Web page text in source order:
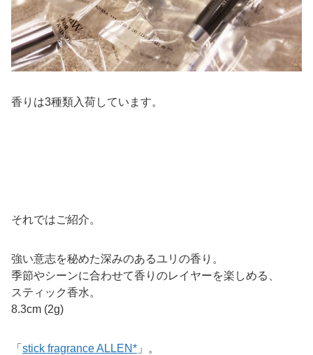
香りは3種類入荷しています。
それではご紹介。
強い意志を秘めた深みのあるユリの香り。
季節やシーンに合わせて香りのレイヤーを楽しめる、
スティック香水。
8.3cm (2g)
「 stick fragrance ALLEN* 」。